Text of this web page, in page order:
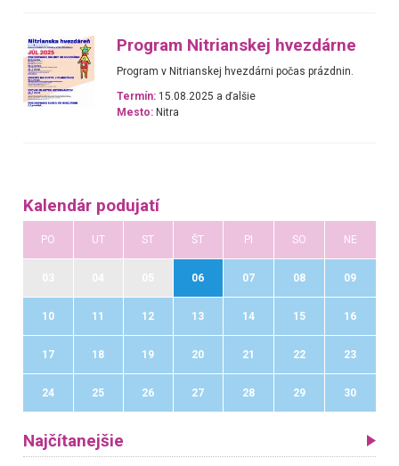
Program Nitrianskej hvezdárne
Program v Nitrianskej hvezdárni počas prázdnin.
Termín: 15.08.2025 a ďalšie
Mesto: Nitra
Kalendár podujatí
PO UT ST ŠT PI SO NE
06 07 08 09
10 11 12 13 14 15 16
17 18 19 20 21 22 23
24 25 26 27 28 29 30
Najčítanejšie